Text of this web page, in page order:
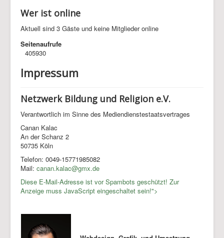
Wer ist online
Aktuell sind 3 Gäste und keine Mitglieder online
Seitenaufrufe
405930
Impressum
Netzwerk Bildung und Religion e.V.
Verantwortlich im Sinne des Mediendienstestaatsvertrages
Canan Kalac
An der Schanz 2
50735 Köln
Telefon: 0049-15771985082
Mail: canan.kalac@gmx.de
Diese E-Mail-Adresse ist vor Spambots geschützt! Zur
Anzeige muss JavaScript eingeschaltet sein!">